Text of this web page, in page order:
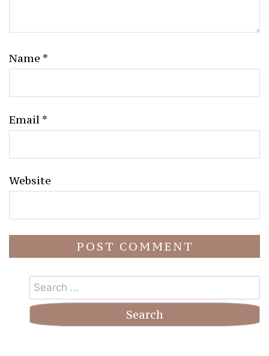
Name *
Email *
Website
Search
for: